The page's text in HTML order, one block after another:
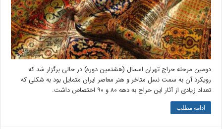
دومین مرحله حراج تهران امسال (هشتمین دوره) در حالی برگزار شد که
رویکرد آن به سمت نسل متاخر و هنر معاصر ایران متمایل بود به شکلی که
تعداد زیادی از آثار این حراج به دهه ٨٠ و ٩٠ اختصاص داشت.
ادامه مطلب